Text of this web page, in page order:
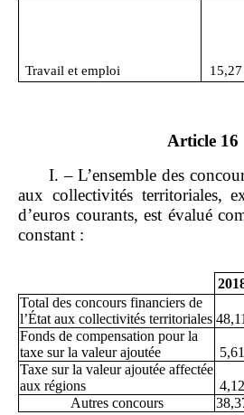
Travail et emploi 15,27
Article 16
I. – L’ensemble des
aux collectivités territoriales,
d’euros courants, est évalué
constant :
Total des concours financiers de
l’État aux collectivités territoriales 48,11
Fonds de compensation pour la
taxe sur la valeur ajoutée
5,61
Taxe sur la valeur ajoutée affectée
aux régions
4,12
Autres concours